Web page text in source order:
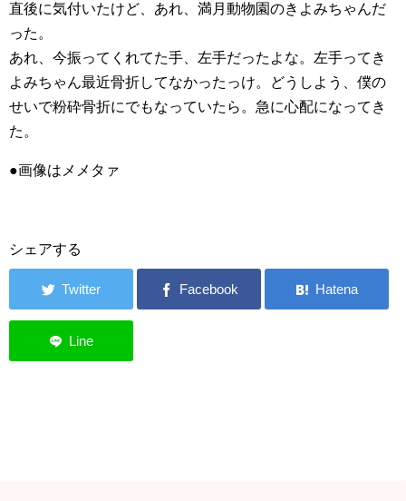
直後に気付いたけど、あれ、満月動物園のきよみちゃんだ
った。
あれ、今振ってくれてた手、左手だったよな。左手ってき
よみちゃん最近骨折してなかったっけ。どうしよう、僕の
せいで粉砕骨折にでもなっていたら。急に心配になってき
た。
●画像はメメタァ
シェアする